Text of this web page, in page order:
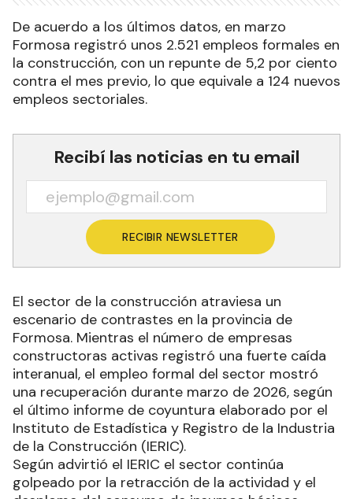
De acuerdo a los últimos datos, en marzo
Formosa registró unos 2.521 empleos formales en
la construcción, con un repunte de 5,2 por ciento
contra el mes previo, lo que equivale a 124 nuevos
empleos sectoriales.
Recibí las noticias en tu email
RECIBIR NEWSLETTER
El sector de la construcción atraviesa un
escenario de contrastes en la provincia de
Formosa. Mientras el número de empresas
constructoras activas registró una fuerte caída
interanual, el empleo formal del sector mostró
una recuperación durante marzo de 2026, según
el último informe de coyuntura elaborado por el
Instituto de Estadística y Registro de la Industria
de la Construcción (IERIC).
Según advirtió el IERIC el sector continúa
golpeado por la retracción de la actividad y el